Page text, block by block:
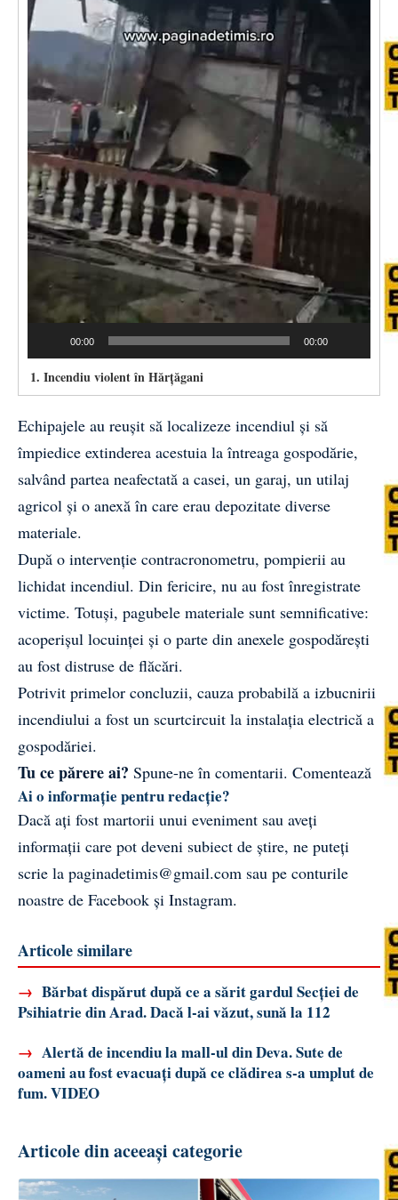
00:00 00:00
1. Incendiu violent în Hărțăgani
Echipajele au reușit să localizeze incendiul și să
împiedice extinderea acestuia la întreaga gospodărie,
salvând partea neafectată a casei, un garaj, un utilaj
agricol și o anexă în care erau depozitate diverse
materiale.
După o intervenție contracronometru, pompierii au
lichidat incendiul. Din fericire, nu au fost înregistrate
victime. Totuși, pagubele materiale sunt semnificative:
acoperișul locuinței și o parte din anexele gospodărești
au fost distruse de flăcări.
Potrivit primelor concluzii, cauza probabilă a izbucnirii
incendiului a fost un scurtcircuit la instalația electrică a
gospodăriei.
Tu ce părere ai? Spune-ne în comentarii. Comentează
Ai o informație pentru redacție?
Dacă ați fost martorii unui eveniment sau aveți
informații care pot deveni subiect de știre, ne puteți
scrie la paginadetimis@gmail.com sau pe conturile
noastre de Facebook și Instagram.
Articole similare
→ Bărbat dispărut după ce a sărit gardul Secției de
Psihiatrie din Arad. Dacă l-ai văzut, sună la 112
→ Alertă de incendiu la mall-ul din Deva. Sute de
oameni au fost evacuați după ce clădirea s-a umplut de
fum. VIDEO
Articole din aceeași categorie